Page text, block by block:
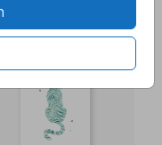
BIJZONDERE VORM